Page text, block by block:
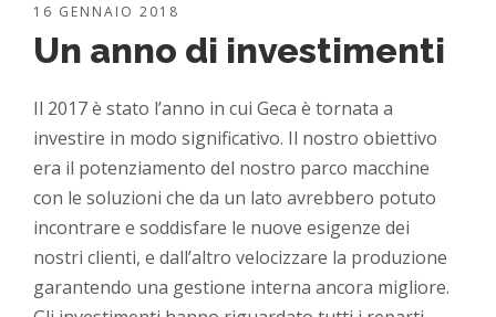
16 GENNAIO 2018
Un anno di investimenti
Il 2017 è stato l’anno in cui Geca è tornata a
investire in modo significativo. Il nostro obiettivo
era il potenziamento del nostro parco macchine
con le soluzioni che da un lato avrebbero potuto
incontrare e soddisfare le nuove esigenze dei
nostri clienti, e dall’altro velocizzare la produzione
garantendo una gestione interna ancora migliore.